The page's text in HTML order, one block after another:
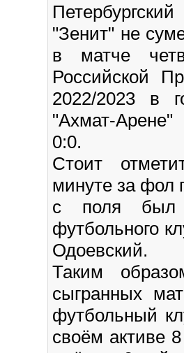
"Зенит" не
в матче
Российской
2022/2023 в
"Ахмат-
0:0.
Стоит
минуте за фол
с поля был
футбольного
Одоевский.
Таким
сыгранных
футбольный
своём активе